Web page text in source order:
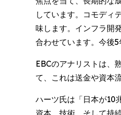
しています。コモディ
味します。インフラ開
合わせています。今後
EBCのアナリストは、
て、これは送金や資本
ハーツ氏は「日本が10
資本、技術、そして持